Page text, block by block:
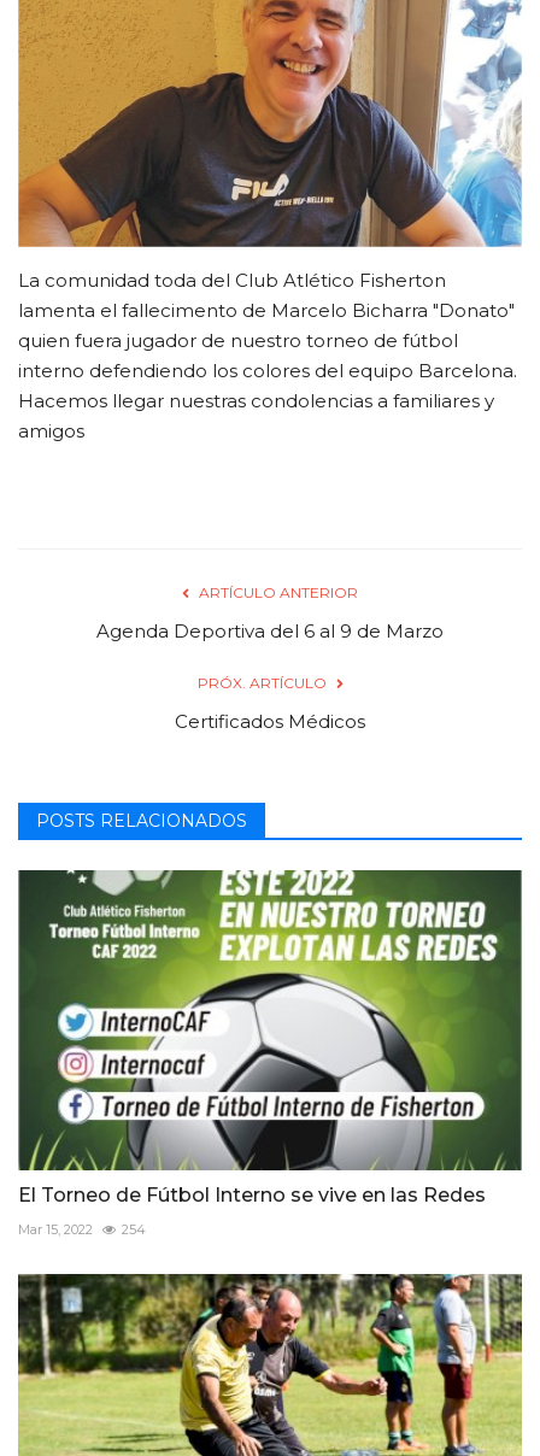
CLUB DE BENEFICIOS
Contacto
La comunidad toda del Club Atlético Fisherton
lamenta el fallecimento de Marcelo Bicharra "Donato"
quien fuera jugador de nuestro torneo de fútbol
interno defendiendo los colores del equipo Barcelona.
Hacemos llegar nuestras condolencias a familiares y
amigos
ARTÍCULO ANTERIOR
Agenda Deportiva del 6 al 9 de Marzo
PRÓX. ARTÍCULO
Certificados Médicos
POSTS RELACIONADOS
El Torneo de Fútbol Interno se vive en las Redes
Mar 15, 2022 254